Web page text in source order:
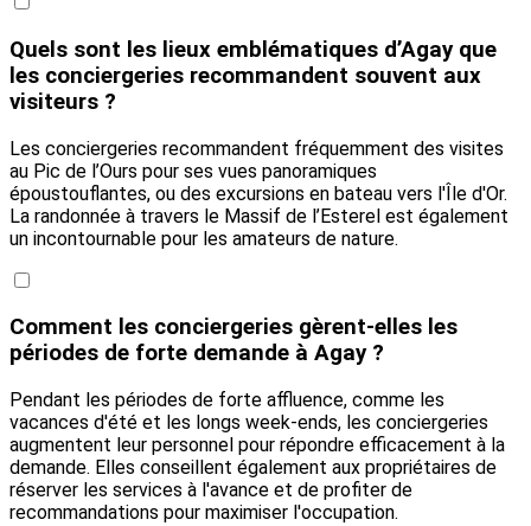
Quels sont les lieux emblématiques d’Agay que
les conciergeries recommandent souvent aux
visiteurs ?
Les conciergeries recommandent fréquemment des visites
au Pic de l’Ours pour ses vues panoramiques
époustouflantes, ou des excursions en bateau vers l'Île d'Or.
La randonnée à travers le Massif de l’Esterel est également
un incontournable pour les amateurs de nature.
Comment les conciergeries gèrent-elles les
périodes de forte demande à Agay ?
Pendant les périodes de forte affluence, comme les
vacances d'été et les longs week-ends, les conciergeries
augmentent leur personnel pour répondre efficacement à la
demande. Elles conseillent également aux propriétaires de
réserver les services à l'avance et de profiter de
recommandations pour maximiser l'occupation.